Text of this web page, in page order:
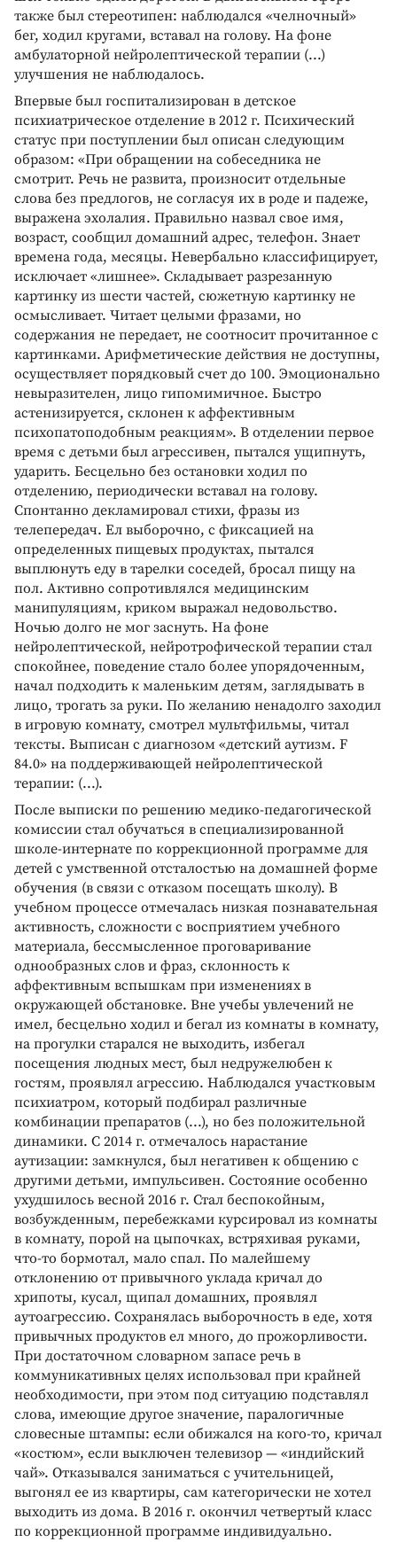
также был стереотипен: наблюдался «челночный»
бег, ходил кругами, вставал на голову. На фоне
амбулаторной нейролептической терапии (...)
улучшения не наблюдалось.
Впервые был госпитализирован в детское
психиатрическое отделение в 2012 г. Психический
статус при поступлении был описан следующим
образом: «При обращении на собеседника не
смотрит. Речь не развита, произносит отдельные
слова без предлогов, не согласуя их в роде и падеже,
выражена эхолалия. Правильно назвал свое имя,
возраст, сообщил домашний адрес, телефон. Знает
времена года, месяцы. Невербально классифицирует,
исключает «лишнее». Складывает разрезанную
картинку из шести частей, сюжетную картинку не
осмысливает. Читает целыми фразами, но
содержания не передает, не соотносит прочитанное с
картинками. Арифметические действия не доступны,
осуществляет порядковый счет до 100. Эмоционально
невыразителен, лицо гипомимичное. Быстро
астенизируется, склонен к аффективным
психопатоподобным реакциям». В отделении первое
время с детьми был агрессивен, пытался ущипнуть,
ударить. Бесцельно без остановки ходил по
отделению, периодически вставал на голову.
Спонтанно декламировал стихи, фразы из
телепередач. Ел выборочно, с фиксацией на
определенных пищевых продуктах, пытался
выплюнуть еду в тарелки соседей, бросал пищу на
пол. Активно сопротивлялся медицинским
манипуляциям, криком выражал недовольство.
Ночью долго не мог заснуть. На фоне
нейролептической, нейротрофической терапии стал
спокойнее, поведение стало более упорядоченным,
начал подходить к маленьким детям, заглядывать в
лицо, трогать за руки. По желанию ненадолго заходил
в игровую комнату, смотрел мультфильмы, читал
тексты. Выписан с диагнозом «детский аутизм. F
84.0» на поддерживающей нейролептической
терапии: (...).
После выписки по решению медико-педагогической
комиссии стал обучаться в специализированной
школе-интернате по коррекционной программе для
детей с умственной отсталостью на домашней форме
обучения (в связи с отказом посещать школу). В
учебном процессе отмечалась низкая познавательная
активность, сложности с восприятием учебного
материала, бессмысленное проговаривание
однообразных слов и фраз, склонность к
аффективным вспышкам при изменениях в
окружающей обстановке. Вне учебы увлечений не
имел, бесцельно ходил и бегал из комнаты в комнату,
на прогулки старался не выходить, избегал
посещения людных мест, был недружелюбен к
гостям, проявлял агрессию. Наблюдался участковым
психиатром, который подбирал различные
комбинации препаратов (...), но без положительной
динамики. С 2014 г. отмечалось нарастание
аутизации: замкнулся, был негативен к общению с
другими детьми, импульсивен. Состояние особенно
ухудшилось весной 2016 г. Стал беспокойным,
возбужденным, перебежками курсировал из комнаты
в комнату, порой на цыпочках, встряхивая руками,
что-то бормотал, мало спал. По малейшему
отклонению от привычного уклада кричал до
хрипоты, кусал, щипал домашних, проявлял
аутоагрессию. Сохранялась выборочность в еде, хотя
привычных продуктов ел много, до прожорливости.
При достаточном словарном запасе речь в
коммуникативных целях использовал при крайней
необходимости, при этом под ситуацию подставлял
слова, имеющие другое значение, паралогичные
словесные штампы: если обижался на кого-то, кричал
«костюм», если выключен телевизор — «индийский
чай». Отказывался заниматься с учительницей,
выгонял ее из квартиры, сам категорически не хотел
выходить из дома. В 2016 г. окончил четвертый класс
по коррекционной программе индивидуально.